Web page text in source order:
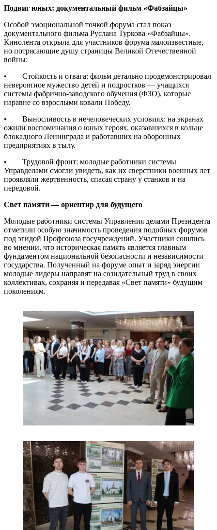
Подвиг юных: документальный фильм «Фабзайцы»
Особой эмоциональной точкой форума стал показ
документального фильма Руслана Туркова «Фабзайцы».
Кинолента открыла для участников форума малоизвестные,
но потрясающие душу страницы Великой Отечественной
войны:
• Стойкость и отвага: фильм детально продемонстрировал
невероятное мужество детей и подростков — учащихся
системы фабрично-заводского обучения (ФЗО), которые
наравне со взрослыми ковали Победу.
• Выносливость в нечеловеческих условиях: на экранах
ожили воспоминания о юных героях, оказавшихся в кольце
блокадного Ленинграда и работавших на оборонных
предприятиях в тылу.
• Трудовой фронт: молодые работники системы
Управделами смогли увидеть, как их сверстники военных лет
проявляли жертвенность, спасая страну у станков и на
передовой.
Свет памяти — ориентир для будущего
Молодые работники системы Управления делами Президента
отметили особую значимость проведения подобных форумов
под эгидой Профсоюза госучреждений. Участники сошлись
во мнении, что историческая память является главным
фундаментом национальной безопасности и независимости
государства. Полученный на форуме опыт и заряд энергии
молодые лидеры направят на созидательный труд в своих
коллективах, сохраняя и передавая «Свет памяти» будущим
поколениям.